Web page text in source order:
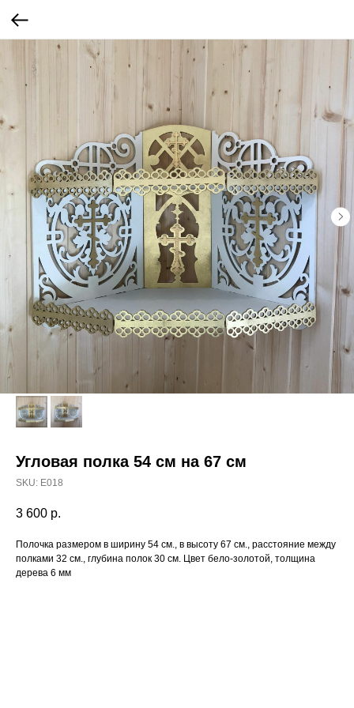
Угловая полка 54 см на 67 см
SKU: E018
3 600 р.
Полочка размером в ширину 54 см., в высоту 67 см., расстояние между
полками 32 см., глубина полок 30 см. Цвет бело-золотой, толщина
дерева 6 мм